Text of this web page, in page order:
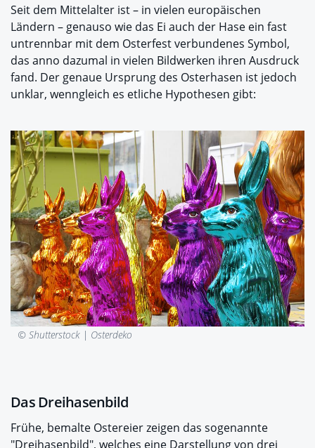
Seit dem Mittelalter ist – in vielen europäischen
Ländern – genauso wie das Ei auch der Hase ein fast
untrennbar mit dem Osterfest verbundenes Symbol,
das anno dazumal in vielen Bildwerken ihren Ausdruck
fand. Der genaue Ursprung des Osterhasen ist jedoch
unklar, wenngleich es etliche Hypothesen gibt:
© Shutterstock | Osterdeko
Das Dreihasenbild
Frühe, bemalte Ostereier zeigen das sogenannte
"Dreihasenbild", welches eine Darstellung von drei